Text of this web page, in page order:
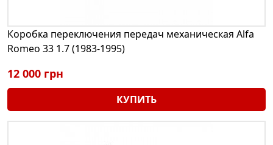
Коробка переключения передач механическая Alfa
Romeo 33 1.7 (1983-1995)
12 000 грн
КУПИТЬ